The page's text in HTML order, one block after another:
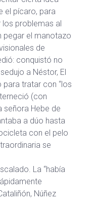
el pícaro, para
los problemas al
pegar el manotazo
de
conquistó no
a Néstor, El
tratar con “los
(con
señora Hebe de
a dúo hasta
con el pelo
se
La “había
Núñez